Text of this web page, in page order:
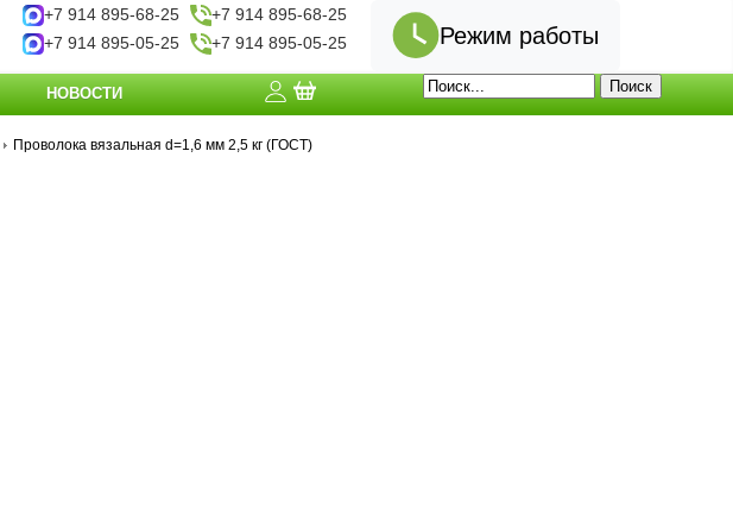
+7 914 895-68-25
+7 914 895-68-25
+7 914 895-05-25
+7 914 895-05-25 Режим работы
НОВОСТИ
Проволока вязальная d=1,6 мм 2,5 кг (ГОСТ)